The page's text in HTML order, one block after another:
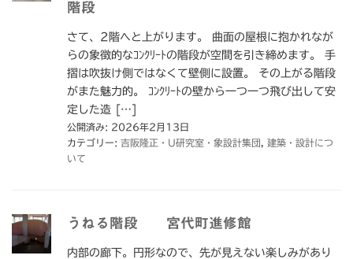
階段
さて、2階へと上がります。 曲面の屋根に抱かれなが
らの象徴的なｺﾝｸﾘｰﾄの階段が空間を引き締めます。 手
摺は吹抜け側ではなくて壁側に設置。 その上がる階段
がまた魅力的。 ｺﾝｸﾘｰﾄの壁から一つ一つ飛び出して安
定した造 […]
公開済み: 2026年2月13日
カテゴリー: 吉阪隆正・U研究室・象設計集団
建築・設計につ
いて
うねる階段 宮代町進修館
内部の廊下。円形なので、先が見えない楽しみがあり